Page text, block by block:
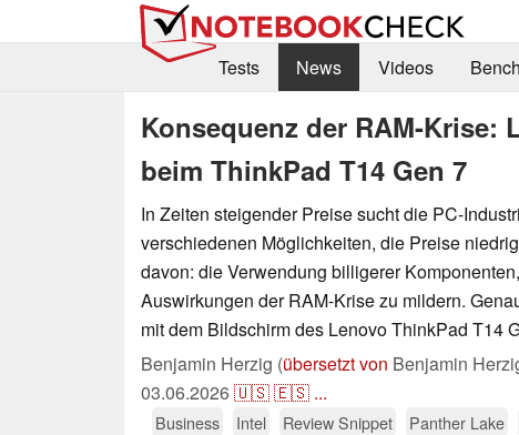
Tests
News Videos
Konsequenz der RAM-Krise:
beim ThinkPad T14 Gen 7
In Zeiten steigender Preise sucht die PC-
verschiedenen Möglichkeiten, die Preise
davon: die Verwendung billigerer
Auswirkungen der RAM-Krise zu mildern.
mit dem Bildschirm des Lenovo ThinkPad T14
Benjamin Herzig (übersetzt von Benjamin
03.06.2026🇺🇸🇪🇸 ...
Business Intel Review Snippet Panther Lake